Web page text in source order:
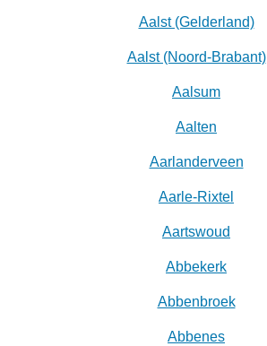
Aalst (Gelderland)
Aalst (Noord-Brabant)
Aalsum
Aalten
Aarlanderveen
Aarle-Rixtel
Aartswoud
Abbekerk
Abbenbroek
Abbenes